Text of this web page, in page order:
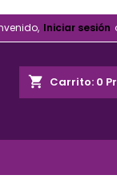
Iniciar sesión
shopping_cart Carrito: 0